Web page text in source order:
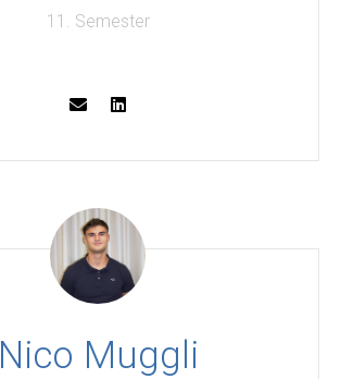
11. Semester
Nico Muggli